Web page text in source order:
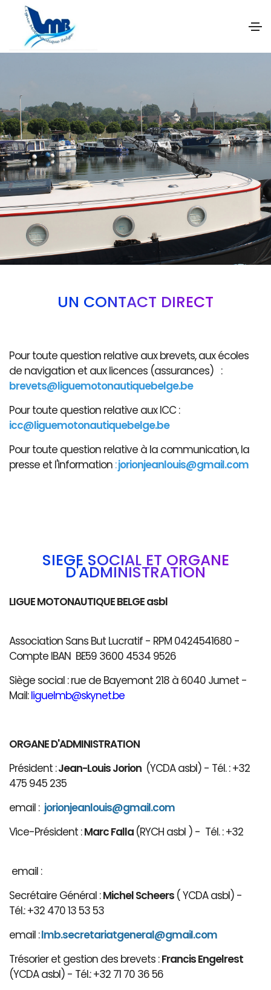
UN CONTACT DIRECT
Pour toute question relative aux brevets, aux écoles
de navigation et aux licences (assurances) :
brevets@liguemotonautiquebelge.be
Pour toute question relative aux ICC :
icc@liguemotonautiquebelge.be
Pour toute question relative à la communication, la
presse et l'information :jorionjeanlouis@gmail.com
SIÈGE SOCIAL ET ORGANE
D'ADMINISTRATION
LIGUE MOTONAUTIQUE BELGE asbl
Association Sans But Lucratif - RPM 0424541680 -
Compte IBAN BE59 3600 4534 9526
Siège social : rue de Bayemont 218 à 6040 Jumet -
Mail:liguelmb@skynet.be
ORGANE D'ADMINISTRATION
Président :Jean-Louis Jorion (YCDA asbl) - Tél. : +32
475 945 235
email : jorionjeanlouis@gmail.com
Vice-Président :Marc Falla (RYCH asbl ) - Tél. : +32
email :
Secrétaire Général :Michel Scheers ( YCDA asbl) -
Tél.: +32 470 13 53 53
email :lmb.secretariatgeneral@gmail.com
Trésorier et gestion des brevets :Francis Engelrest
(YCDA asbl) - Tél.: +32 71 70 36 56